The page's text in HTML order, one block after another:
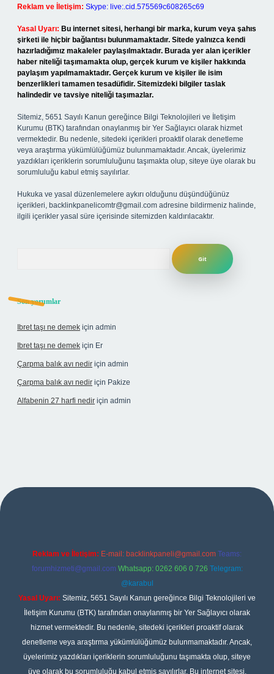
Reklam ve İletişim: Skype: live:.cid.575569c608265c69
Yasal Uyarı: Bu internet sitesi, herhangi bir marka, kurum veya şahıs
şirketi ile hiçbir bağlantısı bulunmamaktadır. Sitede yalnızca kendi
hazırladığımız makaleler paylaşılmaktadır. Burada yer alan içerikler
haber niteliği taşımamakta olup, gerçek kurum ve kişiler hakkında
paylaşım yapılmamaktadır. Gerçek kurum ve kişiler ile isim
benzerlikleri tamamen tesadüfidir. Sitemizdeki bilgiler taslak
halindedir ve tavsiye niteliği taşımazlar.
Sitemiz, 5651 Sayılı Kanun gereğince Bilgi Teknolojileri ve İletişim
Kurumu (BTK) tarafından onaylanmış bir Yer Sağlayıcı olarak hizmet
vermektedir. Bu nedenle, sitedeki içerikleri proaktif olarak denetleme
veya araştırma yükümlülüğümüz bulunmamaktadır. Ancak, üyelerimiz
yazdıkları içeriklerin sorumluluğunu taşımakta olup, siteye üye olarak bu
sorumluluğu kabul etmiş sayılırlar.
Hukuka ve yasal düzenlemelere aykırı olduğunu düşündüğünüz
içerikleri, backlinkpanelicomtr@gmail.com adresine bildirmeniz halinde,
ilgili içerikler yasal süre içerisinde sitemizden kaldırılacaktır.
Son yorumlar
Ibret taşı ne demek için admin
Ibret taşı ne demek için Er
Çarpma balık avı nedir için admin
Çarpma balık avı nedir için Pakize
Alfabenin 27 harfi nedir için admin
Reklam ve İletişim: E-mail: backlinkpaneli@gmail.com Teams:
forumhizmeti@gmail.com Whatsapp: 0262 606 0 726 Telegram:
@karabul
Yasal Uyarı: Sitemiz, 5651 Sayılı Kanun gereğince Bilgi Teknolojileri ve
İletişim Kurumu (BTK) tarafından onaylanmış bir Yer Sağlayıcı olarak
hizmet vermektedir. Bu nedenle, sitedeki içerikleri proaktif olarak
denetleme veya araştırma yükümlülüğümüz bulunmamaktadır. Ancak,
üyelerimiz yazdıkları içeriklerin sorumluluğunu taşımakta olup, siteye
üye olarak bu sorumluluğu kabul etmiş sayılırlar. Bu internet sitesi,